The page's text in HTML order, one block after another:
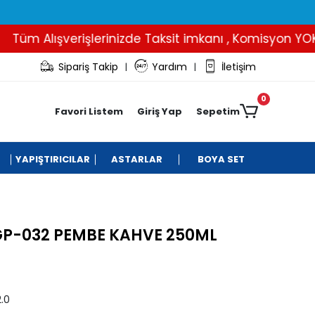
Alışverişlerinizde Taksit imkanı , Komisyon YOK..
Sipariş Takip | Yardım | İletişim
Favori Listem Giriş Yap Sepetim
0
YAPIŞTIRICILAR ASTARLAR BOYA SET
032 PEMBE KAHVE 250ML